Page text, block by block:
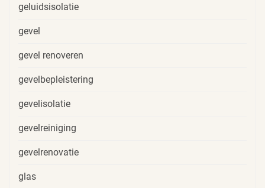
geluidsisolatie
gevel
gevel renoveren
gevelbepleistering
gevelisolatie
gevelreiniging
gevelrenovatie
glas